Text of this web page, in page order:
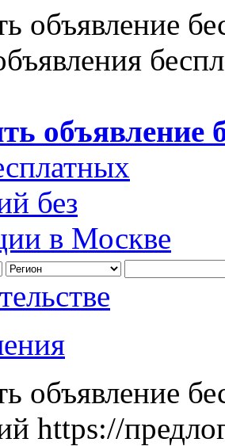
объявление
объявление
объявление
https://